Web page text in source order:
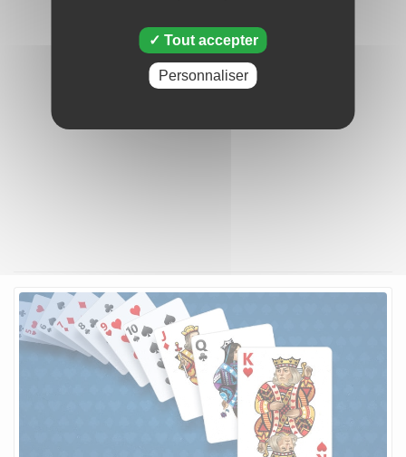
Tout accepter
Personnaliser